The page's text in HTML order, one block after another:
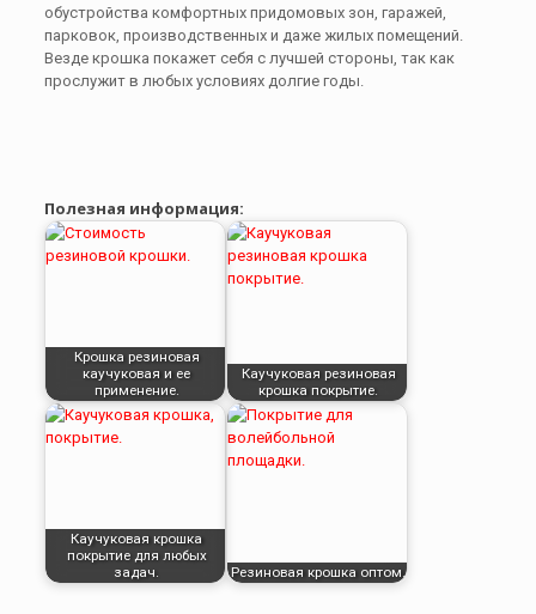
обустройства комфортных придомовых зон, гаражей,
парковок, производственных и даже жилых помещений.
Везде крошка покажет себя с лучшей стороны, так как
прослужит в любых условиях долгие годы.
Полезная информация:
Крошка резиновая
каучуковая и ее
применение.
Каучуковая резиновая
крошка покрытие.
Каучуковая крошка
покрытие для любых
задач.
Резиновая крошка оптом.